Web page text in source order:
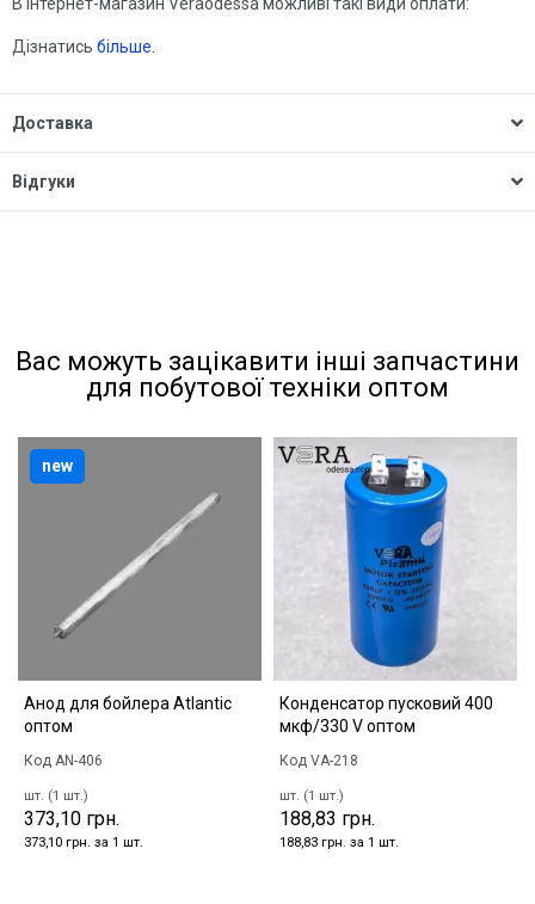
Дізнатись більше.
Доставка
Відгуки
Вас можуть зацікавити інші запчастини
для побутової техніки оптом
Анод для бойлера Atlantic
оптом
Код AN-406
шт. (1 шт.)
373,10 грн.
373,10 грн. за 1 шт.
new
Конденсатор пусковий 400
мкф/330 V оптом
Код VA-218
шт. (1 шт.)
188,83 грн.
188,83 грн. за 1 шт.